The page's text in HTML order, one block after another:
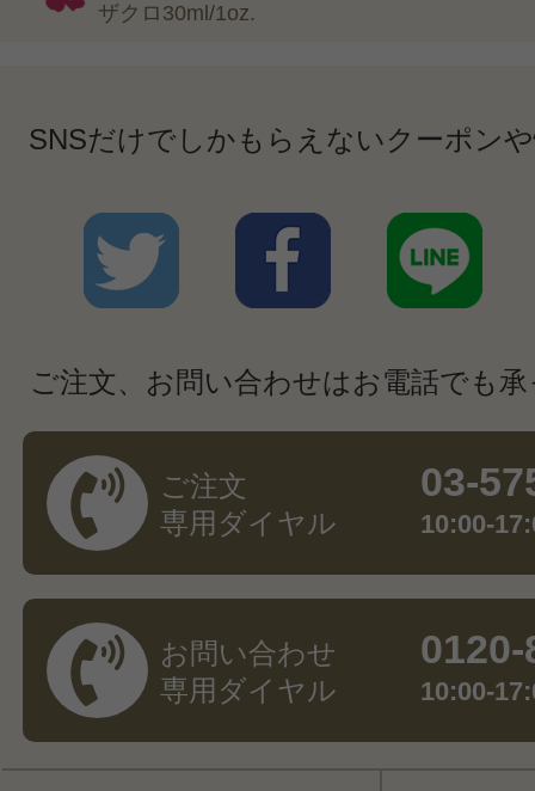
ザクロ30ml/1oz.
SNSだけでしかもらえないクーポン
ご注文、お問い合わせはお電話でも
ご注文
専用ダイヤル
03-
10:00-
お問い合わせ
専用ダイヤル
10:00-